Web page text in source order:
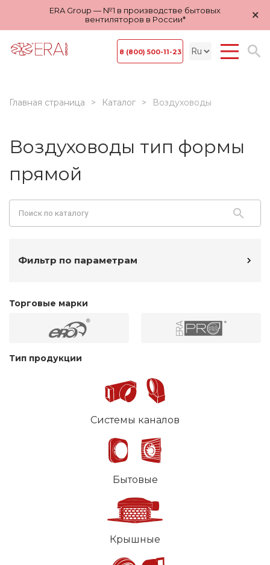
ERA Group — №1 в производстве бытовых
вентиляторов в России*
×
8 (800) 500-11-23
Главная страница Каталог Воздуховоды
Воздуховоды тип формы
прямой
Фильтр по параметрам
Торговые марки
Тип продукции
Системы каналов
Бытовые
Крышные